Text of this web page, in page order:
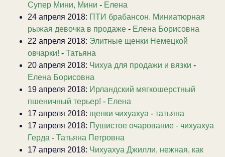
Супер Мини, Мини - Елена
24 апреля 2018: ПТИ брабансон. Миниатюрная
рыжая девочка в продаже - Елена Борисовна
22 апреля 2018: Элитные щенки Немецкой
овчарки! - Татьяна
20 апреля 2018: Чихуа для продажи и вязки -
Елена Борисовна
19 апреля 2018: Ирландский мягкошерстный
пшеничный терьер! - Елена
17 апреля 2018: щенки чихуахуа - татьяна
17 апреля 2018: Пушистое очарование - чихуахуа
Герда - Татьяна Петровна
17 апреля 2018: Чихуахуа Джилли, нежная, как